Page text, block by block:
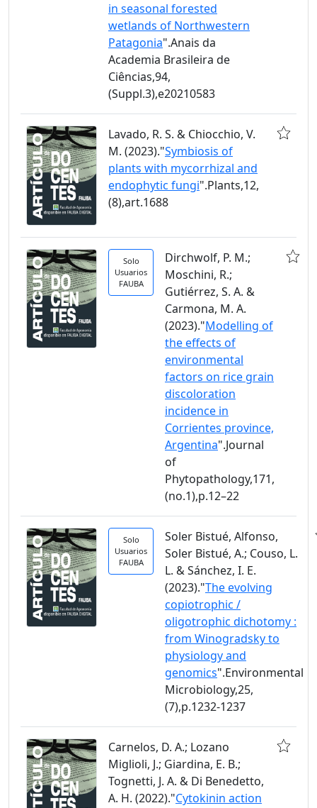
in seasonal forested
wetlands of Northwestern
Patagonia".Anais da
Academia Brasileira de
Ciências,94,
(Suppl.3),e20210583
Lavado, R. S. & Chiocchio, V.
M. (2023)."Symbiosis of
plants with mycorrhizal and
endophytic fungi".Plants,12,
(8),art.1688
Solo
Usuarios
FAUBA
Dirchwolf, P. M.;
Moschini, R.;
Gutiérrez, S. A. &
Carmona, M. A.
(2023)."Modelling of
the effects of
environmental
factors on rice grain
discoloration
incidence in
Corrientes province,
Argentina".Journal
of
Phytopathology,171,
(no.1),p.12–22
Solo
Usuarios
FAUBA
Soler Bistué, Alfonso,
Soler Bistué, A.; Couso, L.
L. & Sánchez, I. E.
(2023)."The evolving
copiotrophic /
oligotrophic dichotomy :
from Winogradsky to
physiology and
genomics".Environmental
Microbiology,25,
(7),p.1232-1237
Carnelos, D. A.; Lozano
Miglioli, J.; Giardina, E. B.;
Tognetti, J. A. & Di Benedetto,
A. H. (2022)."Cytokinin action